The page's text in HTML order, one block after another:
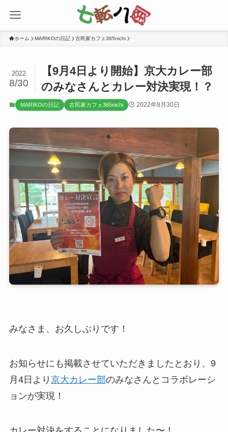
ホーム MARIKOの日記 古民家カフェ365nichi
【9月4日より開始】京大カレー部
のみなさんとカレー対決実現！？
2022
8/30
MARIKOの日記 古民家カフェ365nichi 2022年8月30日
みなさま、お久しぶりです！
お知らせにも掲載させていただきましたとおり、9
月4日より 京大カレー部のみなさんとコラボレーシ
ョンが実現！